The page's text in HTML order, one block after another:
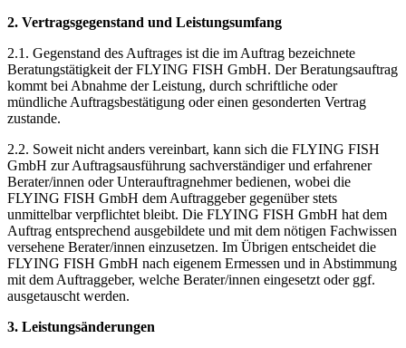
2. Vertragsgegenstand und Leistungsumfang
2.1. Gegenstand des Auftrages ist die im Auftrag bezeichnete
Beratungstätigkeit der FLYING FISH GmbH. Der Beratungsauftrag
kommt bei Abnahme der Leistung, durch schriftliche oder
mündliche Auftragsbestätigung oder einen gesonderten Vertrag
zustande.
2.2. Soweit nicht anders vereinbart, kann sich die FLYING FISH
GmbH zur Auftragsausführung sachverständiger und erfahrener
Berater/innen oder Unterauftragnehmer bedienen, wobei die
FLYING FISH GmbH dem Auftraggeber gegenüber stets
unmittelbar verpflichtet bleibt. Die FLYING FISH GmbH hat dem
Auftrag entsprechend ausgebildete und mit dem nötigen Fachwissen
versehene Berater/innen einzusetzen. Im Übrigen entscheidet die
FLYING FISH GmbH nach eigenem Ermessen und in Abstimmung
mit dem Auftraggeber, welche Berater/innen eingesetzt oder ggf.
ausgetauscht werden.
3. Leistungsänderungen